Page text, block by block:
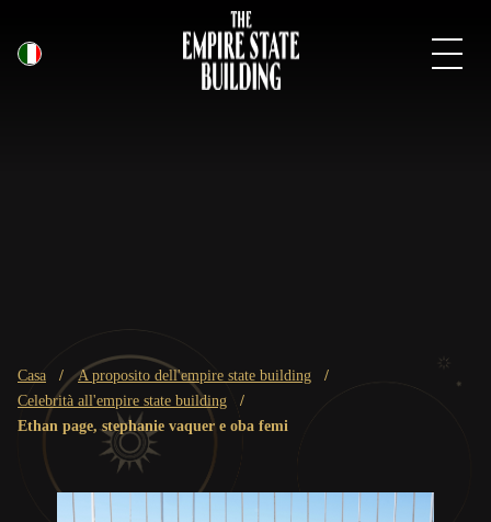
Breadcrumb
casa
a proposito dell'empire state building
celebrità all'empire state building
ethan page, stephanie vaquer e oba femi